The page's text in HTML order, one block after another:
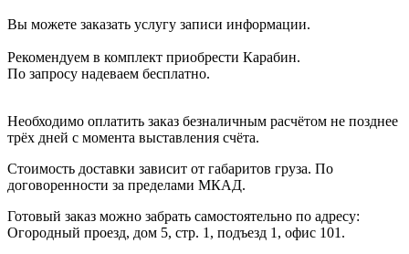
Вы можете заказать услугу записи информации.
Рекомендуем в комплект приобрести Карабин.
По запросу надеваем бесплатно.
Необходимо оплатить заказ безналичным расчётом не позднее
трёх дней с момента выставления счёта.
Стоимость доставки зависит от габаритов груза. По
договоренности за пределами МКАД.
Готовый заказ можно забрать самостоятельно по адресу:
Огородный проезд, дом 5, стр. 1, подъезд 1, офис 101.